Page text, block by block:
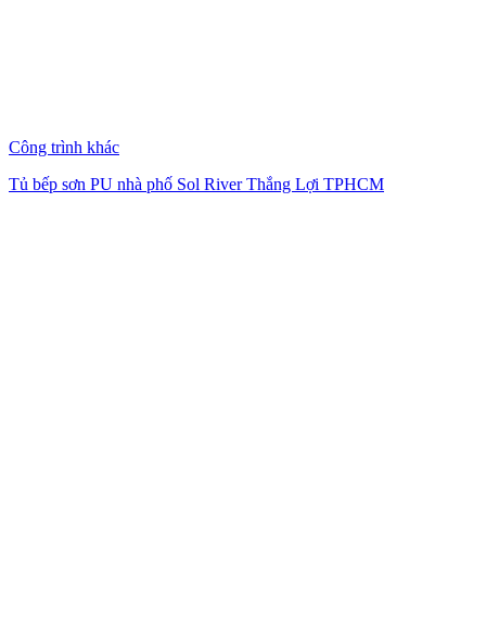
Công trình khác
Tủ bếp sơn PU nhà phố Sol River Thắng Lợi TPHCM